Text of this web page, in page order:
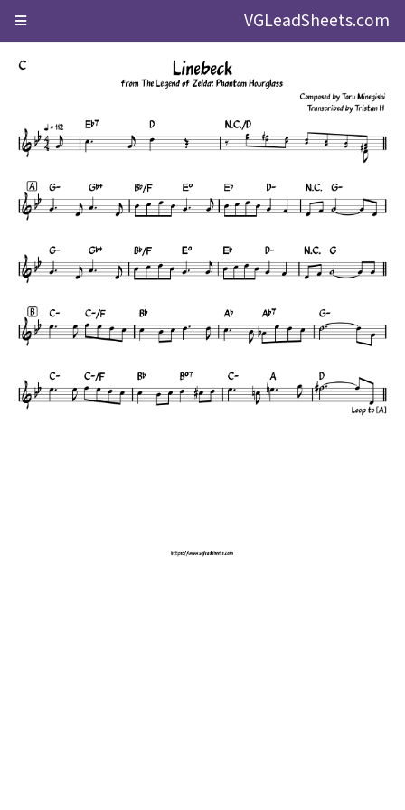
VGLeadSheets.com